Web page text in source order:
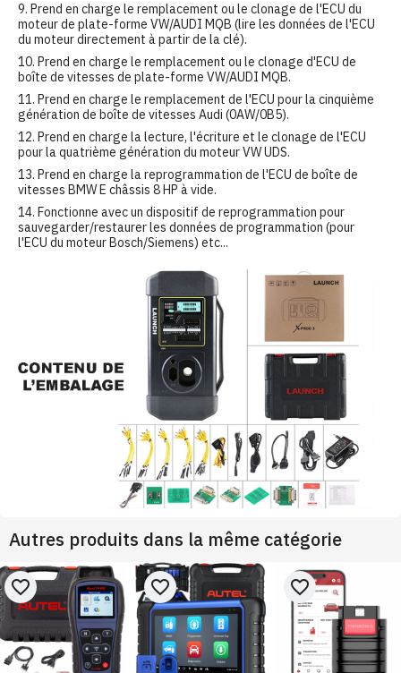
9. Prend en charge le remplacement ou le clonage de l'ECU du
moteur de plate-forme VW/AUDI MQB (lire les données de l'ECU
du moteur directement à partir de la clé).
10. Prend en charge le remplacement ou le clonage d'ECU de
boîte de vitesses de plate-forme VW/AUDI MQB.
11. Prend en charge le remplacement de l'ECU pour la cinquième
génération de boîte de vitesses Audi (0AW/0B5).
12. Prend en charge la lecture, l'écriture et le clonage de l'ECU
pour la quatrième génération du moteur VW UDS.
13. Prend en charge la reprogrammation de l'ECU de boîte de
vitesses BMW E châssis 8 HP à vide.
14. Fonctionne avec un dispositif de reprogrammation pour
sauvegarder/restaurer les données de programmation (pour
l'ECU du moteur Bosch/Siemens) etc...
Autres produits dans la même catégorie
favorite_border favorite_border favorite_border